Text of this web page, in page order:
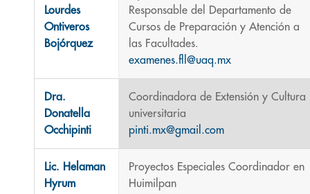
Lourdes
Ontiveros
Bojórquez
Responsable del Departamento de
Cursos de Preparación y Atención a
las Facultades.
examenes.fll@uaq.mx
Dra.
Donatella
Occhipinti
Coordinadora de Extensión y Cultura
universitaria
pinti.mx@gmail.com
Lic. Helaman
Hyrum
Proyectos Especiales Coordinador en
Huimilpan